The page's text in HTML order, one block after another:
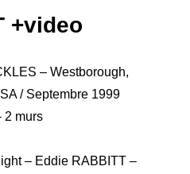
+video
– Westborough,
/ Septembre 1999
2 murs
– Eddie RABBITT –